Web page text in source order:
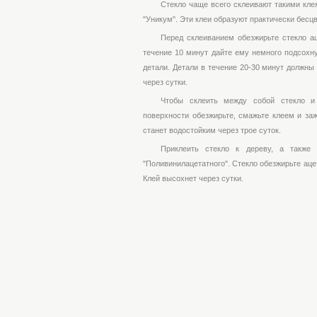
Стекло чаще всего склеивают такими
"Уникум". Эти клеи образуют практически
Перед склеиванием обезжирьте стекло
течение 10 минут дайте ему немного
детали. Детали в течение 20-30 минут
через сутки.
Чтобы склеить между собой стекло
поверхности обезжирьте, смажьте клеем и
станет водостойким через трое суток.
Приклеить стекло к дереву, а
"Поливинилацетатного". Стекло обезжирьте
Клей высохнет через сутки.